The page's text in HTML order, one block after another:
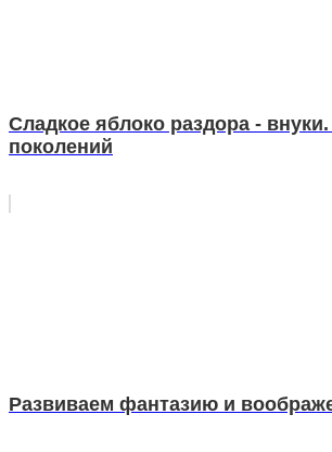
Сладкое яблоко раздора -
поколений
Развиваем фантазию и